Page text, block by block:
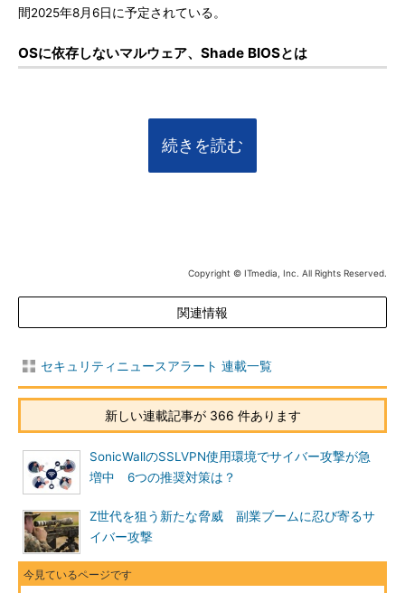
間2025年8月6日に予定されている。
OSに依存しないマルウェア、Shade BIOSとは
続きを読む
Copyright © ITmedia, Inc. All Rights Reserved.
関連情報
セキュリティニュースアラート 連載一覧
新しい連載記事が 366 件あります
SonicWallのSSLVPN使用環境でサイバー攻撃が急
増中 6つの推奨対策は？
Z世代を狙う新たな脅威 副業ブームに忍び寄るサ
イバー攻撃